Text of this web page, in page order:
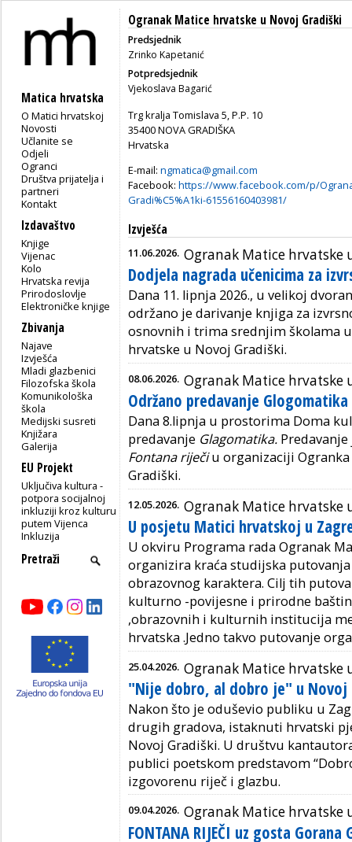
Matica hrvatska
O Matici hrvatskoj
Novosti
Učlanite se
Odjeli
Ogranci
Društva prijatelja i
partneri
Kontakt
Izdavaštvo
Knjige
Vijenac
Kolo
Hrvatska revija
Prirodoslovlje
Elektroničke knjige
Zbivanja
Najave
Izvješća
Mladi glazbenici
Filozofska škola
Komunikološka
škola
Medijski susreti
Knjižara
Galerija
EU Projekt
Uključiva kultura -
potpora socijalnoj
inkluziji kroz kulturu
putem Vijenca
Inkluzija
Ogranak Matice hrvatske u Novoj Gradiški
Predsjednik
Zrinko Kapetanić
Potpredsjednik
Vjekoslava Bagarić
Trg kralja Tomislava 5, P.P. 10
35400 NOVA GRADIŠKA
Hrvatska
E-mail: ngmatica@gmail.com
Facebook: https://www.facebook.com/p/
Gradi%C5%A1ki-61556160403981/
Izvješća
11.06.2026. Ogranak Matice hrvatske
Dodjela nagrada učenicima za
Dana 11. lipnja 2026., u velikoj
održano je darivanje knjiga za
osnovnih i trima srednjim školama
hrvatske u Novoj Gradiški.
08.06.2026. Ogranak Matice hrvatske
Održano predavanje Glogomatika
Dana 8.lipnja u prostorima Doma
predavanje Glagomatika.
Fontana riječiu organizaciji
Gradiški.
12.05.2026. Ogranak Matice hrvatske
U posjetu Matici hrvatskoj u
U okviru Programa rada Ogranak
organizira kraća studijska
obrazovnog karaktera. Cilj tih
kulturno -povijesne i prirodne
,obrazovnih i kulturnih institucija
hrvatska .Jedno takvo putovanje
25.04.2026. Ogranak Matice hrvatske
"Nije dobro, al dobro je" u Novoj
Nakon što je oduševio publiku u
drugih gradova, istaknuti hrvatski
Novoj Gradiški. U društvu
publici poetskom predstavom
izgovorenu riječ i glazbu.
09.04.2026. Ogranak Matice hrvatske
FONTANA RIJEČI uz gosta Gorana